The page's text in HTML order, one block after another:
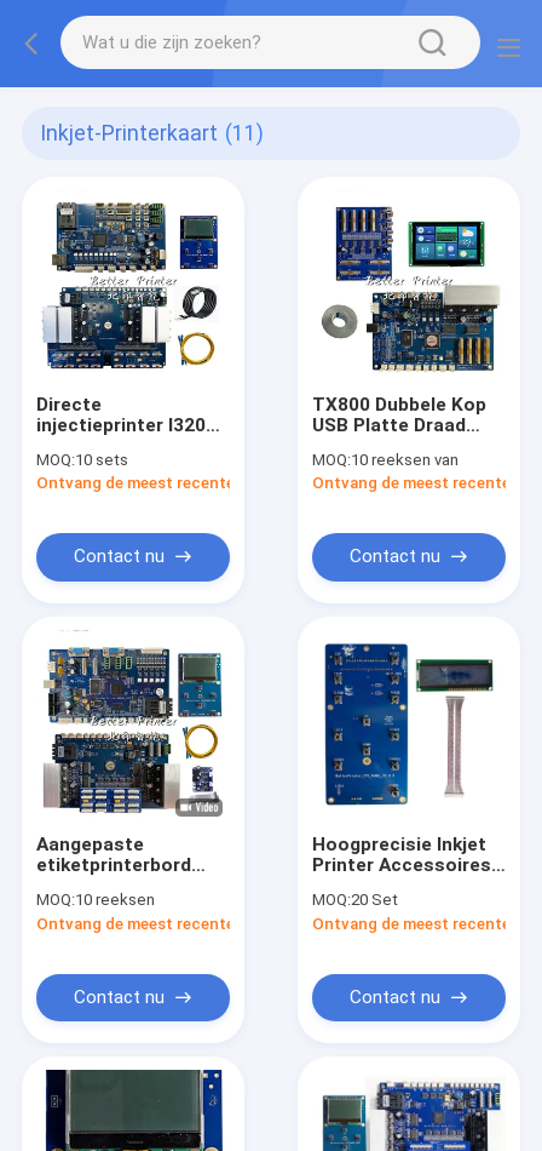
Inkjet-Printerkaart (11)
Directe
injectieprinter I3200
MOQ:10 sets
Ontvang de meest recente Prijs
Contact nu
TX800 Dubbele Kop
USB Platte Draad
MOQ:10 reeksen van
Ontvang de meest recente
Contact nu
Aangepaste
etiketprinterbord
MOQ:10 reeksen
Ontvang de meest recente Prijs
Contact nu
Hoogprecisie Inkjet
Printer Accessoires,
vloeibare kristallen
Scherm
MOQ:20 Set
Ontvang de meest recente
Contact nu